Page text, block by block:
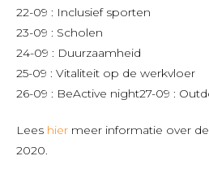
22-09 : Inclusief sporten
23-09 : Scholen
24-09 : Duurzaamheid
25-09 : Vitaliteit op de werkvloer
26-09 : BeActive night27-09 :
Lees hier meer informatie over
2020.